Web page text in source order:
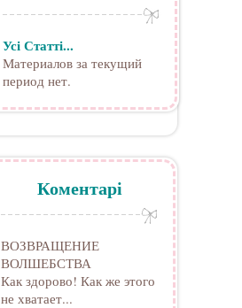
Усі Статті...
Материалов за текущий
период нет.
Коментарі
ВОЗВРАЩЕНИЕ
ВОЛШЕБСТВА
Как здорово! Как же этого
не хватает...